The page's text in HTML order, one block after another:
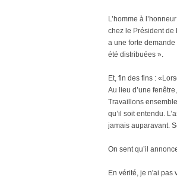
L’homme à
chez le Président de
a une forte
été distribuées ».
Et, fin des fins :
Au lieu d’une
Travaillons
qu’il soit entendu.
jamais auparavant.
On sent qu’il
En vérité, je n'ai pas